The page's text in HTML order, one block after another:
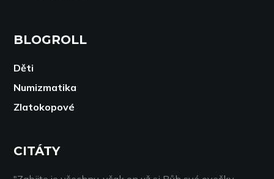
BLOGROLL
Děti
Numizmatika
Zlatokopové
CITÁTY